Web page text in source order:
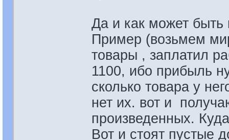
Да и как может быть
Пример (возьмем
товары , заплатил
1100, ибо прибыль
сколько товара у
нет их. вот и
произведенных.
Вот и стоят пустые